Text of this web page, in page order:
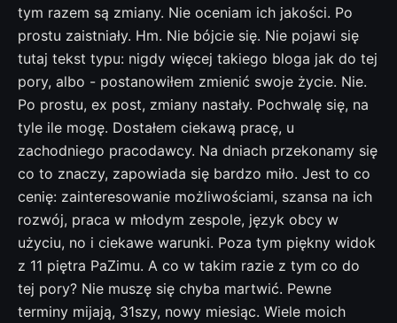
tym razem są zmiany. Nie oceniam ich jakości. Po
prostu zaistniały. Hm. Nie bójcie się. Nie pojawi się
tutaj tekst typu: nigdy więcej takiego bloga jak do tej
pory, albo - postanowiłem zmienić swoje życie. Nie.
Po prostu, ex post, zmiany nastały. Pochwalę się, na
tyle ile mogę. Dostałem ciekawą pracę, u
zachodniego pracodawcy. Na dniach przekonamy się
co to znaczy, zapowiada się bardzo miło. Jest to co
cenię: zainteresowanie możliwościami, szansa na ich
rozwój, praca w młodym zespole, język obcy w
użyciu, no i ciekawe warunki. Poza tym piękny widok
z 11 piętra PaZimu. A co w takim razie z tym co do
tej pory? Nie muszę się chyba martwić. Pewne
terminy mijają, 31szy, nowy miesiąc. Wiele moich